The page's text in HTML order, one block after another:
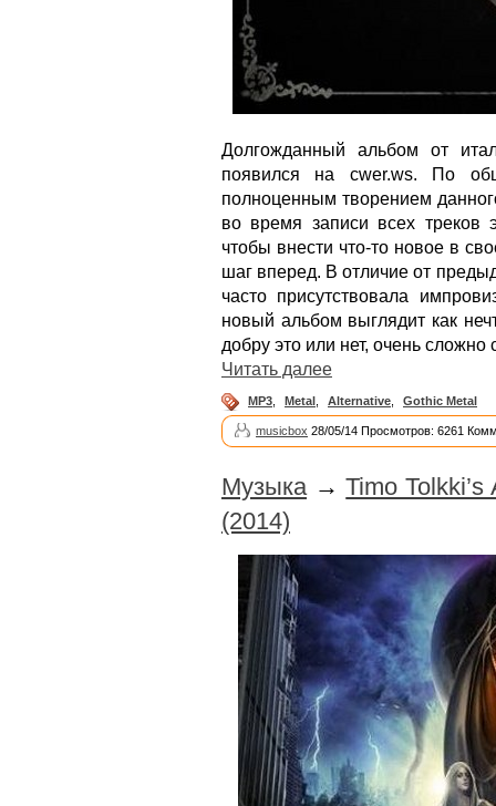
Долгожданный альбом от
появился на cwer.ws. По
полноценным творением
во время записи всех
чтобы внести что-то новое в
шаг вперед. В отличие от
часто присутствовала
новый альбом выглядит как
добру это или нет, очень сложно
Читать далее
MP3 Metal Alternative Gothic Metal
musicbox 28/05/14 Просмотров: 6261
Музыка →Timo
(2014)